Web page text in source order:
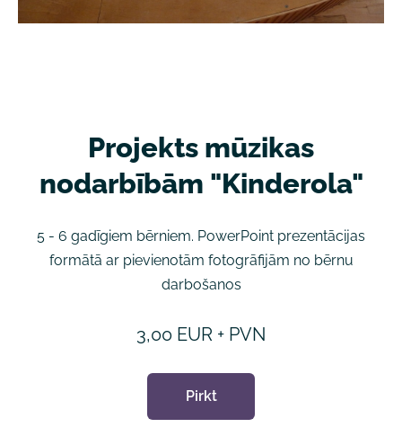
Projekts mūzikas
nodarbībām "Kinderola"
5 - 6 gadīgiem bērniem. PowerPoint prezentācijas
formātā ar pievienotām fotogrāfijām no bērnu
darbošanos
3,00 EUR + PVN
Pirkt